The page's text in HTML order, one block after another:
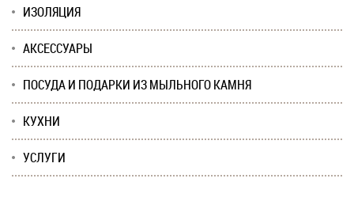
ИЗОЛЯЦИЯ
АКСЕССУАРЫ
ПОСУДА И ПОДАРКИ ИЗ МЫЛЬНОГО КАМНЯ
КУХНИ
УСЛУГИ